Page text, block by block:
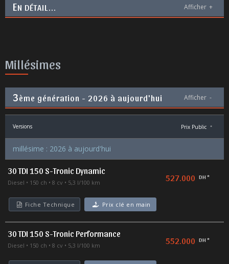
EN DÉTAIL... Afficher +
Millésimes
3ème génération - 2026 à aujourd'hui Afficher -
Versions Prix Public *
millésime : 2026 à aujourd'hui
30 TDI 150 S-Tronic Dynamic
Diesel 150 ch 8 cv 5,3 l/100 km 527.000 DH *
Fiche Technique Prix clé en main
30 TDI 150 S-Tronic Performance
Diesel 150 ch 8 cv 5,3 l/100 km 552.000 DH *